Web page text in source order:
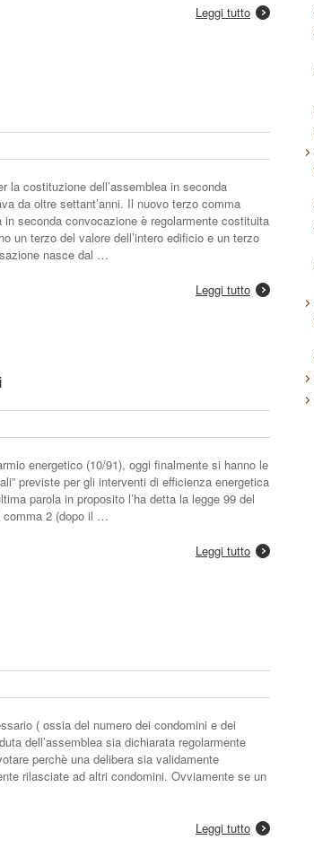
Leggi tutto
la costituzione dell’assemblea in seconda
da oltre settant’anni. Il nuovo terzo comma
seconda convocazione è regolarmente costituita
un terzo del valore dell’intero edificio e un terzo
nasce dal …
Leggi tutto
energetico (10/91), oggi finalmente si hanno le
previste per gli interventi di efficienza energetica
parola in proposito l’ha detta la legge 99 del
comma 2 (dopo il …
Leggi tutto
( ossia del numero dei condomini e dei
dell’assemblea sia dichiarata regolarmente
perchè una delibera sia validamente
rilasciate ad altri condomini. Ovviamente se un
Leggi tutto